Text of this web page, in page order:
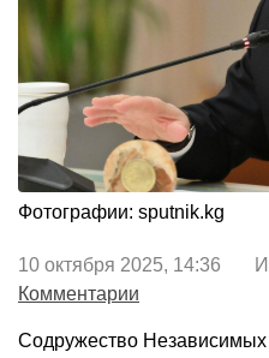
Фотографии: sputnik.kg
10 октября 2025, 14:36
Комментарии
Содружество Независимых